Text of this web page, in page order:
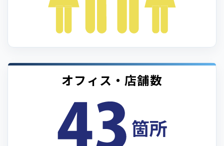
オフィス・店舗数